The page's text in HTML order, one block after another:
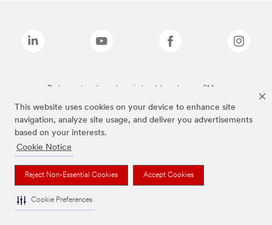
This website uses cookies on your device to enhance site
navigation, analyze site usage, and deliver you advertisements
based on your interests.
Cookie Notice
Reject Non-Essential Cookies Accept Cookies
Cookie Preferences
De bovenstaande merken zijn handelsmerken van 3M.we